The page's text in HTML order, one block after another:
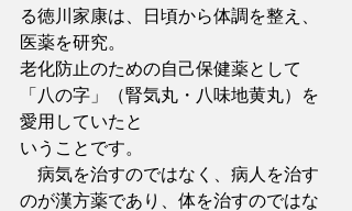
る徳川家康は、日頃から体調を整え、
医薬を研究。
老化防止のための自己保健薬として
「八の字」（腎気丸・八味地黄丸）を
愛用していたと
いうことです。
病気を治すのではなく、病人を治す
のが漢方薬であり、体を治すのではな